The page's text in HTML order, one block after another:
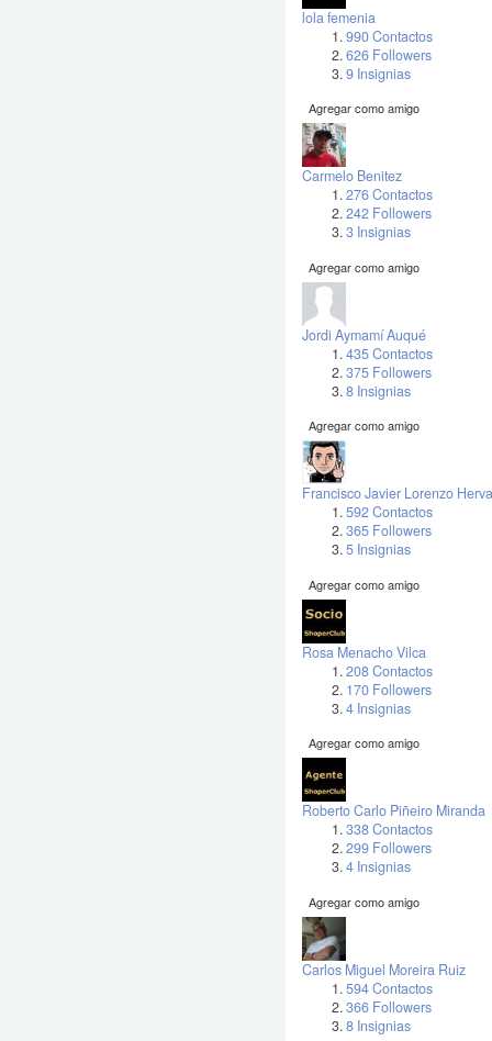
lola femenia
990 Contactos
626 Followers
9 Insignias
Agregar como amigo
Carmelo Benitez
276 Contactos
242 Followers
3 Insignias
Agregar como amigo
Jordi Aymamí Auqué
435 Contactos
375 Followers
8 Insignias
Agregar como amigo
Francisco Javier Lorenzo
592 Contactos
365 Followers
5 Insignias
Agregar como amigo
Rosa Menacho Vilca
208 Contactos
170 Followers
4 Insignias
Agregar como amigo
Roberto Carlo Piñeiro Miranda
338 Contactos
299 Followers
4 Insignias
Agregar como amigo
Carlos Miguel Moreira Ruiz
594 Contactos
366 Followers
8 Insignias